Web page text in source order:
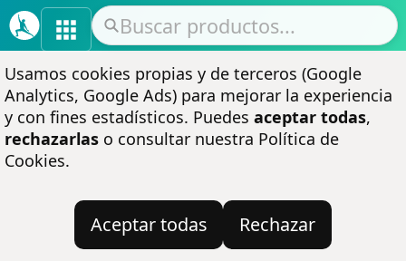
Usamos cookies propias y de terceros (Google
Analytics, Google Ads) para mejorar la experiencia
y con fines estadísticos. Puedes aceptar todas,
rechazarlaso consultar nuestra Política de
Cookies.
Aceptar todas Rechazar